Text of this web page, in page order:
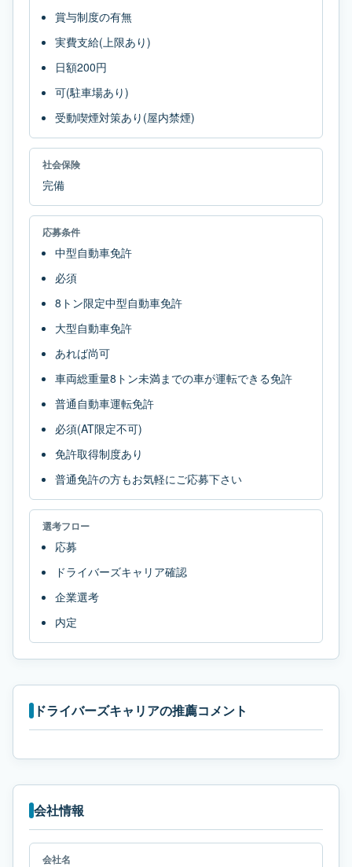
賞与制度の有無
実費支給(上限あり)
日額200円
可(駐車場あり)
受動喫煙対策あり(屋内禁煙)
社会保険
完備
応募条件
中型自動車免許
必須
8トン限定中型自動車免許
大型自動車免許
あれば尚可
車両総重量8トン未満までの車が運転できる免許
普通自動車運転免許
必須(AT限定不可)
免許取得制度あり
普通免許の方もお気軽にご応募下さい
選考フロー
応募
ドライバーズキャリア確認
企業選考
内定
ドライバーズキャリアの推薦コメント
会社情報
会社名